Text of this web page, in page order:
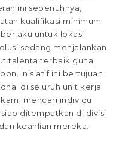
ini sepenuhnya,
kualifikasi minimum
untuk lokasi
sedang menjalankan
talenta terbaik guna
Inisiatif ini bertujuan
di seluruh unit kerja
kami mencari individu
ditempatkan di divisi
keahlian mereka.